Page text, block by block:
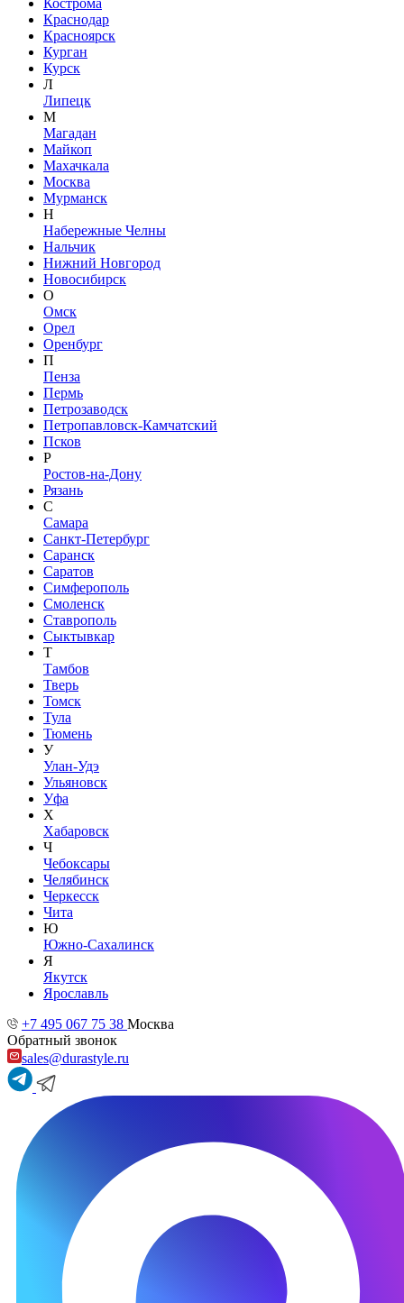
Кострома
Краснодар
Красноярск
Курган
Курск
Л
Липецк
М
Магадан
Майкоп
Махачкала
Москва
Мурманск
Н
Набережные Челны
Нальчик
Нижний Новгород
Новосибирск
О
Омск
Орел
Оренбург
П
Пенза
Пермь
Петрозаводск
Петропавловск-Камчатский
Псков
Р
Ростов-на-Дону
Рязань
С
Самара
Санкт-Петербург
Саранск
Саратов
Симферополь
Смоленск
Ставрополь
Сыктывкар
Т
Тамбов
Тверь
Томск
Тула
Тюмень
У
Улан-Удэ
Ульяновск
Уфа
Х
Хабаровск
Ч
Чебоксары
Челябинск
Черкесск
Чита
Ю
Южно-Сахалинск
Я
Якутск
Ярославль
+7 495 067 75 38 Москва
Обратный звонок
sales@durastyle.ru